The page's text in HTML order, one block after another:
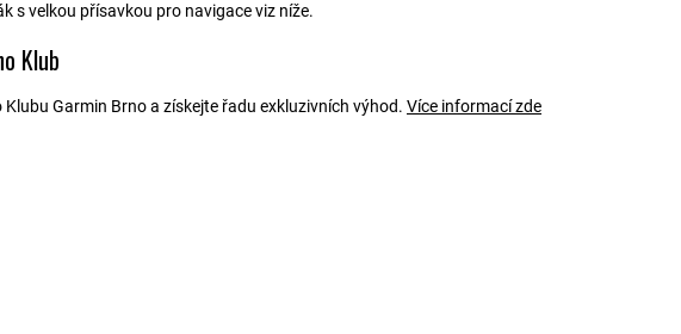
s velkou přísavkou pro navigace viz níže.
Klub
Klubu Garmin Brno a získejte řadu exkluzivních výhod. Více informací zde